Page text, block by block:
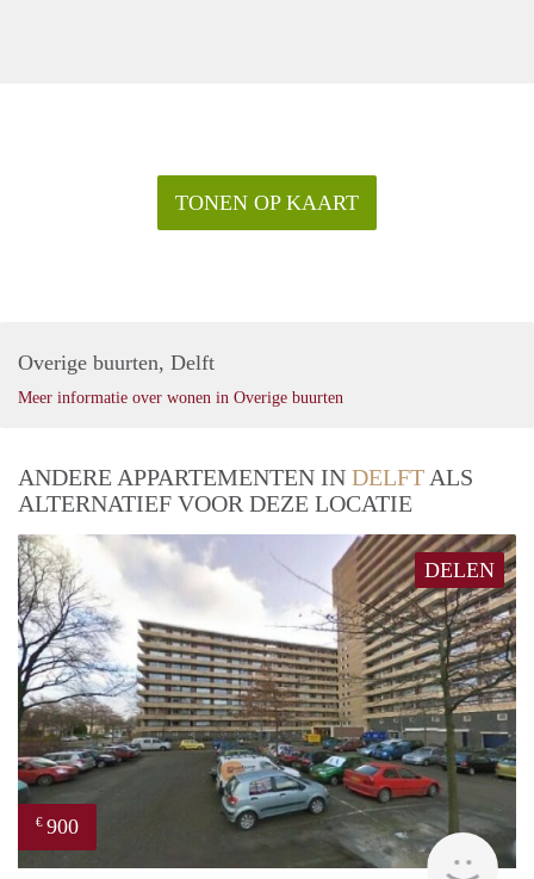
TONEN OP KAART
Overige buurten, Delft
Meer informatie over wonen in Overige buurten
ANDERE APPARTEMENTEN IN DELFT ALS
ALTERNATIEF VOOR DEZE LOCATIE
DELEN
€ 900